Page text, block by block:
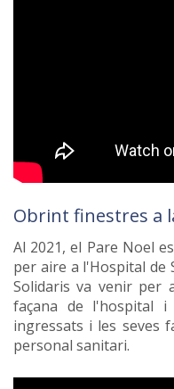
Obrint finestres a
Al 2021, el Pare Noel
per aire a l'Hospital de
Solidaris va venir per
façana de l'hospital
ingressats i les seves
personal sanitari.